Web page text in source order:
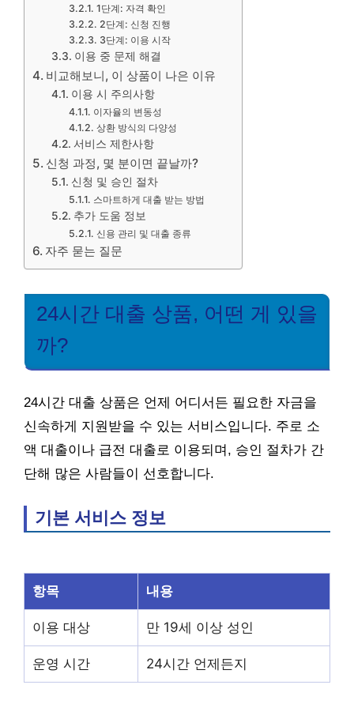
1단계: 자격 확인
2단계: 신청 진행
3단계: 이용 시작
이용 중 문제 해결
비교해보니, 이 상품이 나은 이유
이용 시 주의사항
이자율의 변동성
상환 방식의 다양성
서비스 제한사항
신청 과정, 몇 분이면 끝날까?
신청 및 승인 절차
스마트하게 대출 받는 방법
추가 도움 정보
신용 관리 및 대출 종류
자주 묻는 질문
24시간 대출 상품, 어떤 게 있을
까?
24시간 대출 상품은 언제 어디서든 필요한 자금을
신속하게 지원받을 수 있는 서비스입니다. 주로 소
액 대출이나 급전 대출로 이용되며, 승인 절차가 간
단해 많은 사람들이 선호합니다.
기본 서비스 정보
항목 내용
이용 대상 만 19세 이상 성인
운영 시간 24시간 언제든지